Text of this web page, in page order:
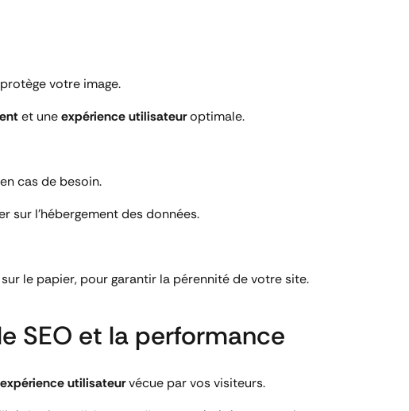
votre image.
et uneexpérience utilisateuroptimale.
cas de besoin.
sur l’hébergement des données.
le papier, pour garantir la pérennité de votre site.
SEO et la performance
expérience utilisateurvécue par vos visiteurs.